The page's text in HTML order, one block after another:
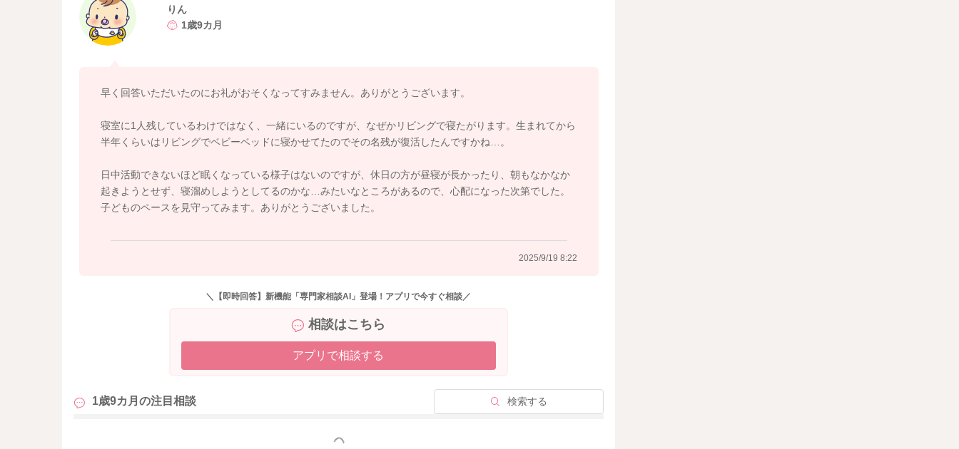
がリビングなどであれば少し様子をみても良いのかなと思います。
少しでも参考になれば幸いです。
よろしくお願いします。
りん
1歳9カ月
早く回答いただいたのにお礼がおそくなってすみません。ありがとうございます。
寝室に1人残しているわけではなく、一緒にいるのですが、なぜかリビングで寝たがります。生まれてから
半年くらいはリビングでベビーベッドに寝かせてたのでその名残が復活したんですかね…。
日中活動できないほど眠くなっている様子はないのですが、休日の方が昼寝が長かったり、朝もなかなか
起きようとせず、寝溜めしようとしてるのかな…みたいなところがあるので、心配になった次第でした。
子どものペースを見守ってみます。ありがとうございました。
2025/9/19 8:22
＼【即時回答】新機能「専門家相談AI」登場！アプリで今すぐ相談／
相談はこちら
アプリで相談する
1歳9カ月の注目相談 検索する
もっと見る